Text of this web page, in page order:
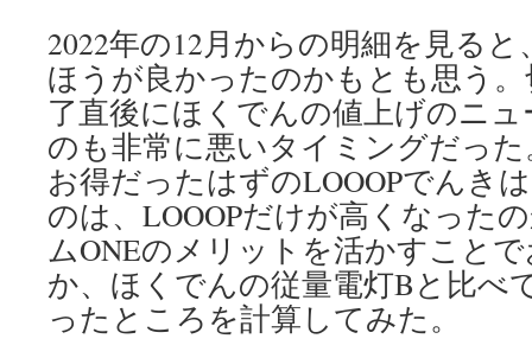
2022年の12月からの明細を見る
ほうが良かったのかもとも思う
了直後にほくでんの値上げのニ
のも非常に悪いタイミングだっ
お得だったはずのLOOOPでんき
のは、LOOOPだけが高くなった
ムONEのメリットを活かすこと
か、ほくでんの従量電灯Bと比べ
ったところを計算してみた。